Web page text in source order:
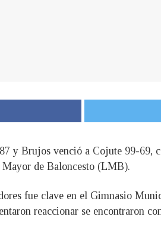
y Brujos venció a Cojute 99-69,
de Baloncesto (LMB).
fue clave en el Gimnasio
reaccionar se encontraron